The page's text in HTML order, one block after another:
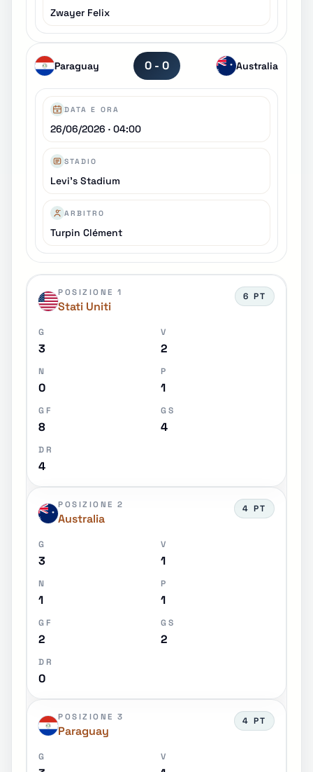
Zwayer Felix
Paraguay 0 - 0 Australia
DATA E ORA
26/06/2026 · 04:00
STADIO
Levi's Stadium
ARBITRO
Turpin Clément
POSIZIONE 1
Stati Uniti
6 PT
G
3
V
2
N
0
P
1
GF
8
GS
4
DR
4
POSIZIONE 2
Australia
4 PT
G
3
V
1
N
1
P
1
GF
2
GS
2
DR
0
POSIZIONE 3
Paraguay
4 PT
G V